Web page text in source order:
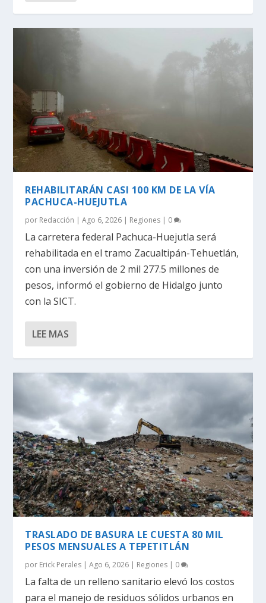
REHABILITARÁN CASI 100 KM DE LA VÍA
PACHUCA-HUEJUTLA
por Redacción |Ago 6, 2026 | Regiones | 0
La carretera federal Pachuca-Huejutla será
rehabilitada en el tramo Zacualtipán-Tehuetlán,
con una inversión de 2 mil 277.5 millones de
pesos, informó el gobierno de Hidalgo junto
con la SICT.
LEE MAS
TRASLADO DE BASURA LE CUESTA 80 MIL
PESOS MENSUALES A TEPETITLÁN
por Erick Perales |Ago 6, 2026 | Regiones | 0
La falta de un relleno sanitario elevó los costos
para el manejo de residuos sólidos urbanos en